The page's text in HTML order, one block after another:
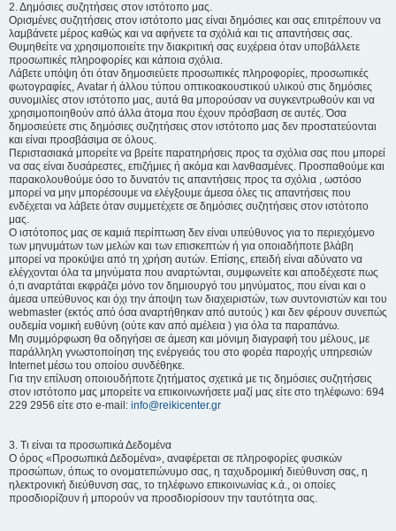
2. Δημόσιες συζητήσεις στον ιστότοπο μας.
Ορισμένες συζητήσεις στον ιστότοπο μας είναι δημόσιες και σας επιτρέπουν να
λαμβάνετε μέρος καθώς και να αφήνετε τα σχόλιά και τις απαντήσεις σας.
Θυμηθείτε να χρησιμοποιείτε την διακριτική σας ευχέρεια όταν υποβάλλετε
προσωπικές πληροφορίες και κάποια σχόλια.
Λάβετε υπόψη ότι όταν δημοσιεύετε προσωπικές πληροφορίες, προσωπικές
φωτογραφίες, Avatar ή άλλου τύπου οπτικοακουστικού υλικού στις δημόσιες
συνομιλίες στον ιστότοπο μας, αυτά θα μπορούσαν να συγκεντρωθούν και να
χρησιμοποιηθούν από άλλα άτομα που έχουν πρόσβαση σε αυτές. Όσα
δημοσιεύετε στις δημόσιες συζητήσεις στον ιστότοπο μας δεν προστατεύονται
και είναι προσβάσιμα σε όλους.
Περιστασιακά μπορείτε να βρείτε παρατηρήσεις προς τα σχόλια σας που μπορεί
να σας είναι δυσάρεστες, επιζήμιες ή ακόμα και λανθασμένες. Προσπαθούμε και
παρακολουθούμε όσο το δυνατόν τις απαντήσεις προς τα σχόλια , ωστόσο
μπορεί να μην μπορέσουμε να ελέγξουμε άμεσα όλες τις απαντήσεις που
ενδέχεται να λάβετε όταν συμμετέχετε σε δημόσιες συζητήσεις στον ιστότοπο
μας.
Ο ιστότοπος μας σε καμιά περίπτωση δεν είναι υπεύθυνος για το περιεχόμενο
των μηνυμάτων των μελών και των επισκεπτών ή για οποιαδήποτε βλάβη
μπορεί να προκύψει από τη χρήση αυτών. Επίσης, επειδή είναι αδύνατο να
ελέγχονται όλα τα μηνύματα που αναρτώνται, συμφωνείτε και αποδέχεστε πως
ό,τι αναρτάται εκφράζει μόνο τον δημιουργό του μηνύματος, που είναι και ο
άμεσα υπεύθυνος και όχι την άποψη των διαχειριστών, των συντονιστών και του
webmaster (εκτός από όσα αναρτήθηκαν από αυτούς ) και δεν φέρουν συνεπώς
ουδεμία νομική ευθύνη (ούτε καν από αμέλεια ) για όλα τα παραπάνω.
Μη συμμόρφωση θα οδηγήσει σε άμεση και μόνιμη διαγραφή του μέλους, με
παράλληλη γνωστοποίηση της ενέργειάς του στο φορέα παροχής υπηρεσιών
Internet μέσω του οποίου συνδέθηκε.
Για την επίλυση οποιουδήποτε ζητήματος σχετικά με τις δημόσιες συζητήσεις
στον ιστότοπο μας μπορείτε να επικοινωνήσετε μαζί μας είτε στο τηλέφωνο: 694
229 2956 είτε στο e-mail: info@reikicenter.gr
3. Τι είναι τα προσωπικά Δεδομένα
Ο όρος «Προσωπικά Δεδομένα», αναφέρεται σε πληροφορίες φυσικών
προσώπων, όπως το ονοματεπώνυμο σας, η ταχυδρομική διεύθυνση σας, η
ηλεκτρονική διεύθυνση σας, το τηλέφωνο επικοινωνίας κ.ά., οι οποίες
προσδιορίζουν ή μπορούν να προσδιορίσουν την ταυτότητα σας.